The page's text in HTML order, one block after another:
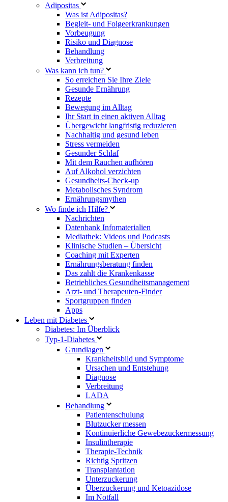
Adipositas
Was ist Adipositas?
Begleit- und Folgeerkrankungen
Vorbeugung
Risiko und Diagnose
Behandlung
Verbreitung
Was kann ich tun?
So erreichen Sie Ihre Ziele
Gesunde Ernährung
Rezepte
Bewegung im Alltag
Ihr Start in einen aktiven Alltag
Übergewicht langfristig reduzieren
Nachhaltig und gesund leben
Stress vermeiden
Gesunder Schlaf
Mit dem Rauchen aufhören
Auf Alkohol verzichten
Gesundheits-Check-up
Metabolisches Syndrom
Ernährungsmythen
Wo finde ich Hilfe?
Nachrichten
Datenbank Infomaterialien
Mediathek: Videos und Podcasts
Klinische Studien – Übersicht
Coaching mit Experten
Ernährungsberatung finden
Das zahlt die Krankenkasse
Betriebliches Gesundheitsmanagement
Arzt- und Therapeuten-Finder
Sportgruppen finden
Apps
Leben mit Diabetes
Diabetes: Im Überblick
Typ-1-Diabetes
Grundlagen
Krankheitsbild und Symptome
Ursachen und Entstehung
Diagnose
Verbreitung
LADA
Behandlung
Patientenschulung
Blutzucker messen
Kontinuierliche Gewebezuckermessung
Insulintherapie
Therapie-Technik
Richtig Spritzen
Transplantation
Unterzuckerung
Überzuckerung und Ketoazidose
Im Notfall